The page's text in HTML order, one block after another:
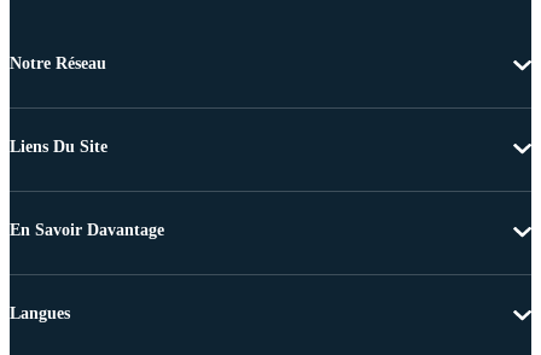
Notre Réseau
Liens Du Site
En Savoir Davantage
Langues